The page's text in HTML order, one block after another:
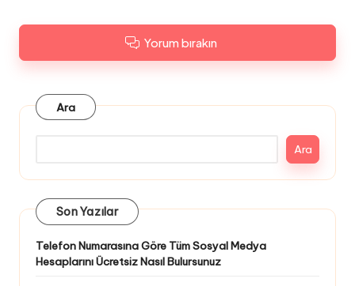
Yorum bırakın
Ara
Ara
Son Yazılar
Telefon Numarasına Göre Tüm Sosyal Medya
Hesaplarını Ücretsiz Nasıl Bulursunuz